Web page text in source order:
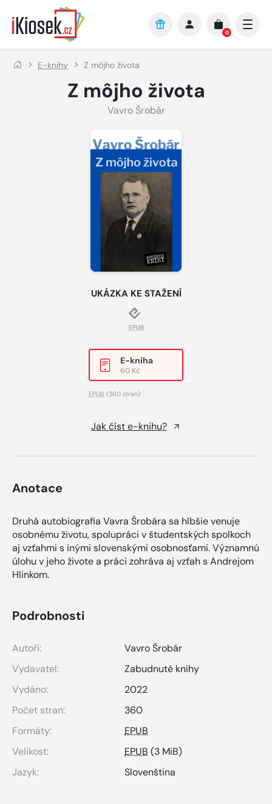
Přejít na hlavní obsah
0
E-knihy Z môjho života
Z môjho života
Vavro Šrobár
UKÁZKA KE STAŽENÍ
EPUB
E-kniha
60 Kč
EPUB (360 stran)
Jak číst e-knihu?
Anotace
Druhá autobiografia Vavra Šrobára sa hlbšie venuje
osobnému životu, spolupráci v študentských spolkoch
aj vzťahmi s inými slovenskými osobnosťami. Významnú
úlohu v jeho živote a práci zohráva aj vzťah s Andrejom
Hlinkom.
Podrobnosti
Autoři:
Vavro Šrobár
Vydavatel:
Zabudnuté knihy
Vydáno:
2022
Počet stran:
360
Formáty:
EPUB
Velikost:
EPUB (3 MiB)
Jazyk:
Slovenština